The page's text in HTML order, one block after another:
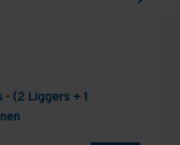
(2 Liggers + 1